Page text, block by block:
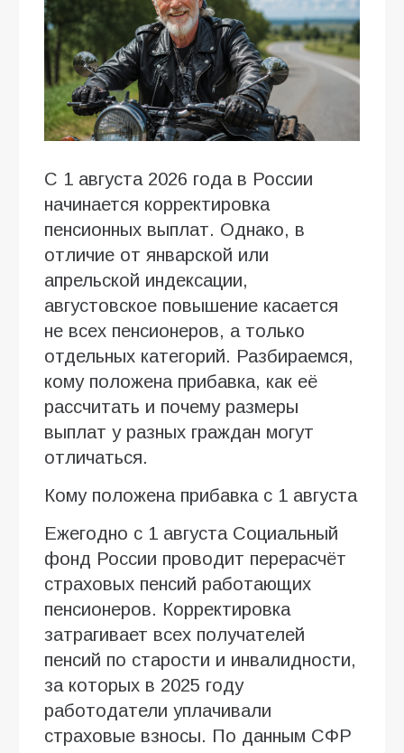
С 1 августа 2026 года в России
начинается корректировка
пенсионных выплат. Однако, в
отличие от январской или
апрельской индексации,
августовское повышение касается
не всех пенсионеров, а только
отдельных категорий. Разбираемся,
кому положена прибавка, как её
рассчитать и почему размеры
выплат у разных граждан могут
отличаться.
Кому положена прибавка с 1 августа
Ежегодно с 1 августа Социальный
фонд России проводит перерасчёт
страховых пенсий работающих
пенсионеров. Корректировка
затрагивает всех получателей
пенсий по старости и инвалидности,
за которых в 2025 году
работодатели уплачивали
страховые взносы. По данным СФР